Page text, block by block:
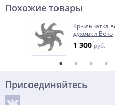
Похожие товары
Крыльчатка
духовки Beko
1 300 руб.
Присоединяйтесь